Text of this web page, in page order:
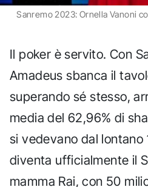
Sanremo 2023: Ornella Vanoni
Il poker è servito. Con
Amadeus sbanca il
superando sé stesso,
media del 62,96% di
si vedevano dal lontano
diventa ufficialmente il
mamma Rai, con 50